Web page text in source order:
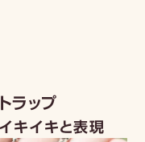
ラップ
キイキと表現